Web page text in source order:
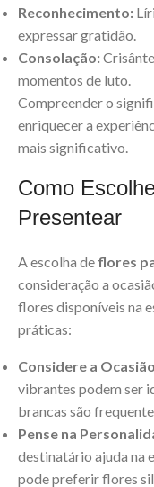
Reconhecimento:
expressar gratidão.
Consolação:
momentos de luto.
Compreender o
enriquecer a
mais significativo.
Como
Presentear
A escolha de flores
consideração a
flores disponíveis na
práticas:
Considere a
vibrantes podem ser
brancas são
Pense na
destinatário ajuda na
pode preferir flores